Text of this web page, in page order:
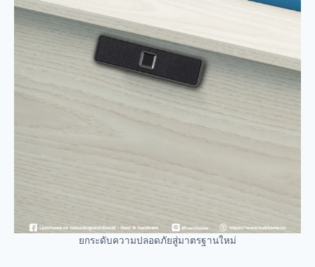
ยกระดับความปลอดภัยสู่มาตรฐานใหม่